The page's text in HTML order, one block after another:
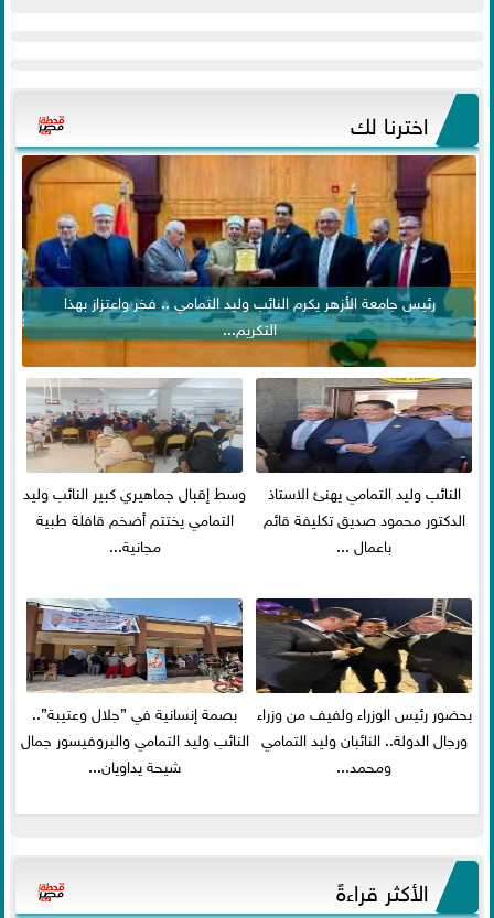
اخترنا لك
رئيس جامعة الأزهر يكرم النائب وليد التمامي .. فخر واعتزاز بهذا
التكريم...
النائب وليد التمامي يهنئ الاستاذ
الدكتور محمود صديق تكليفة قائم
باعمال ...
وسط إقبال جماهيري كبير النائب وليد
التمامي يختتم أضخم قافلة طبية
مجانية...
بحضور رئيس الوزراء ولفيف من وزراء
ورجال الدولة.. النائبان وليد التمامي
ومحمد...
بصمة إنسانية في ”جلال وعتيبة”..
النائب وليد التمامي والبروفيسور جمال
شيحة يداويان...
الأكثر قراءةً